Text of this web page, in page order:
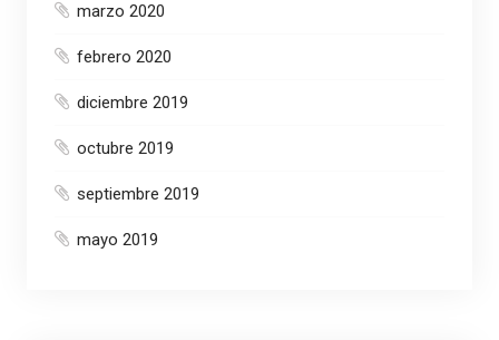
marzo 2020
febrero 2020
diciembre 2019
octubre 2019
septiembre 2019
mayo 2019